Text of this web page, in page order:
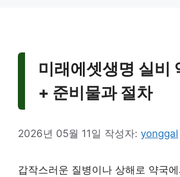
미래에셋생명 실비
+ 준비물과 절차
2026년 05월 11일 작성자: yonggal
갑작스러운 질병이나 상해로 약국